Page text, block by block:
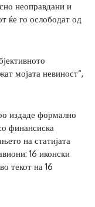
неоправдани и
ќе го ослободат од
мојата невиност“,
издаде формално
финансиска
на статијата
16 иконски
текот на 16